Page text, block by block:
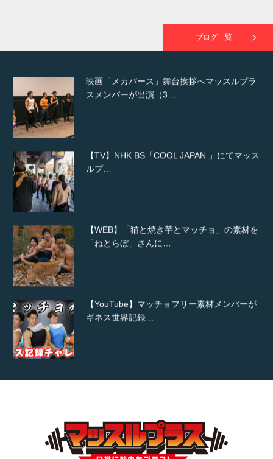
ブログ一覧
映画「メカバース」舞台挨拶へマッスルプラ
スメンバーが出演（3…
【TV】NHK BS「COOL JAPAN 」にてマッス
ルプ…
【WEB】「猫と焼き芋とマッチョ」の素材を
「ねとらぼ」さんに…
【YouTube】マッチョフリー素材メンバーが
ギネス世界記録…
TOKYO FMラジオ番組「ONE MORNING」